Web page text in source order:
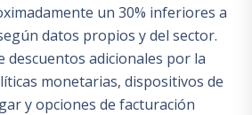
un 30% inferiores a
datos propios y del sector.
descuentos adicionales por la
monetarias, dispositivos de
y opciones de facturación